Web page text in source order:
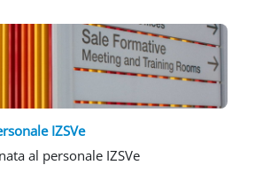
IZSVe
al personale IZSVe